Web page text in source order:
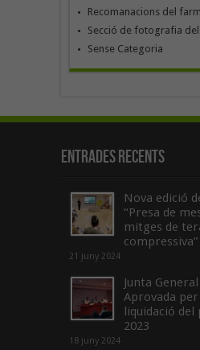
Recomanacions del
Secció de fotografia del
Sense Categoria
Entrades recents
Nova edició
“Presa de
mitges de
compressiva”
21 juny 2024
Junta
Aprovada
liquidació del
2023
18 juny 2024